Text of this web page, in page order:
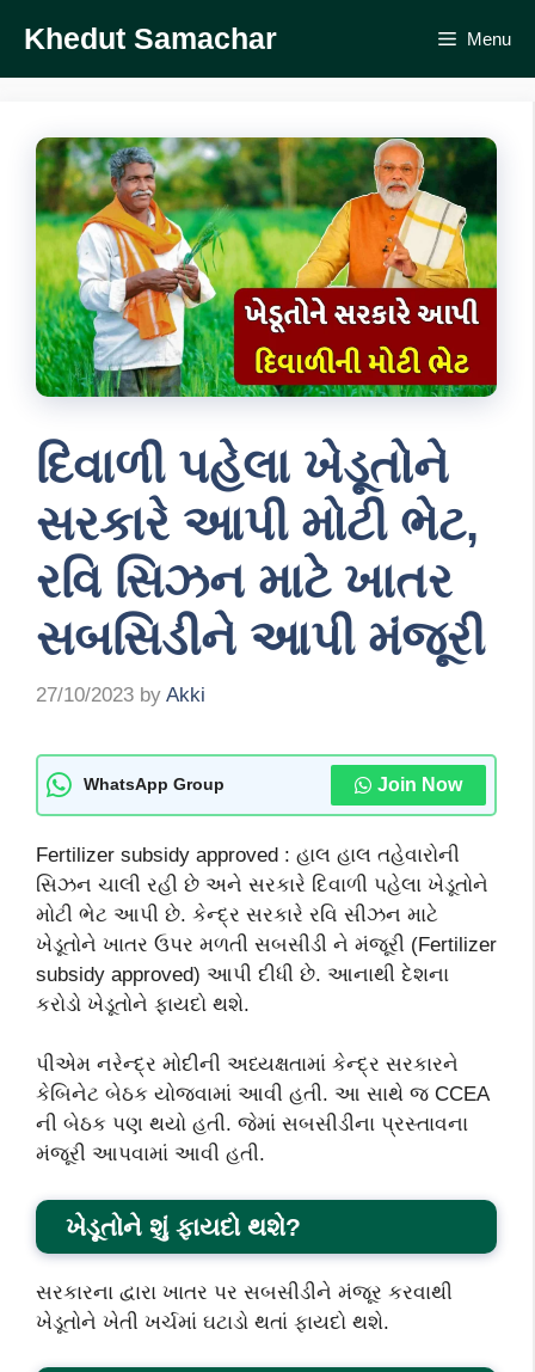
content
Khedut Samachar Menu
દિવાળી પહેલા ખેડૂતોને
સરકારે આપી મોટી ભેટ,
રવિ સિઝન માટે ખાતર
સબસિડીને આપી મંજૂરી
27/10/2023 by Akki
WhatsApp Group Join Now
Fertilizer subsidy approved : હાલ હાલ તહેવારોની
સિઝન ચાલી રહી છે અને સરકારે દિવાળી પહેલા ખેડૂતોને
મોટી ભેટ આપી છે. કેન્દ્ર સરકારે રવિ સીઝન માટે
ખેડૂતોને ખાતર ઉપર મળતી સબસીડી ને મંજૂરી (Fertilizer
subsidy approved) આપી દીધી છે. આનાથી દેશના
કરોડો ખેડૂતોને ફાયદો થશે.
પીએમ નરેન્દ્ર મોદીની અધ્યક્ષતામાં કેન્દ્ર સરકારને
કેબિનેટ બેઠક યોજવામાં આવી હતી. આ સાથે જ CCEA
ની બેઠક પણ થયો હતી. જેમાં સબસીડીના પ્રસ્તાવના
મંજૂરી આપવામાં આવી હતી.
ખેડૂતોને શું ફાયદો થશે?
સરકારના દ્વારા ખાતર પર સબસીડીને મંજૂર કરવાથી
ખેડૂતોને ખેતી ખર્ચમાં ઘટાડો થતાં ફાયદો થશે.